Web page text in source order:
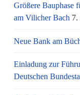
Größere Bauphase
am Vi­li­cher Bach 7.
Neue Bank am
Einladung zur
Deutschen